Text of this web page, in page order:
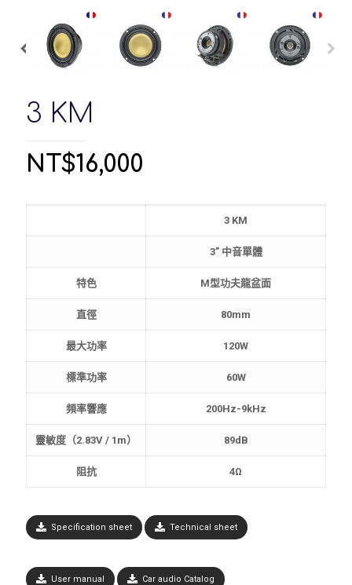
3 KM
NT$16,000
3 KM
3” 中音單體
特色 M型功夫龍盆面
直徑 80mm
最大功率 120W
標準功率 60W
頻率響應 200Hz-9kHz
靈敏度（2.83V / 1m） 89dB
阻抗 4Ω
Specification sheet Technical sheet
User manual Car audio Catalog